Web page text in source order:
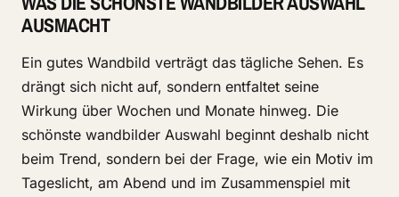
AUSMACHT
Ein gutes Wandbild verträgt das tägliche Sehen. Es
drängt sich nicht auf, sondern entfaltet seine
Wirkung über Wochen und Monate hinweg. Die
schönste wandbilder Auswahl beginnt deshalb nicht
beim Trend, sondern bei der Frage, wie ein Motiv im
Tageslicht, am Abend und im Zusammenspiel mit